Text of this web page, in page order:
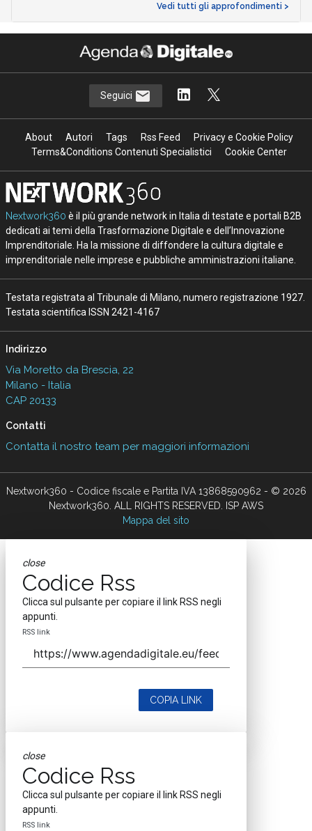
Vedi tutti gli approfondimenti >
Seguici
About Autori Tags Rss Feed
Privacy e Cookie Policy
Terms&Conditions Contenuti Specialistici
Cookie Center
Nextwork360 è il più grande network in Italia di testate e portali B2B
dedicati ai temi della Trasformazione Digitale e dell’Innovazione
Imprenditoriale. Ha la missione di diffondere la cultura digitale e
imprenditoriale nelle imprese e pubbliche amministrazioni italiane.
Testata registrata al Tribunale di Milano, numero registrazione 1927.
Testata scientifica ISSN 2421-4167
Indirizzo
Via Moretto da Brescia, 22
Milano - Italia
CAP 20133
Contatti
Contatta il nostro team per maggiori informazioni
Nextwork360 - Codice fiscale e Partita IVA 13868590962 - © 2026
Nextwork360. ALL RIGHTS RESERVED. ISP AWS
Mappa del sito
close
Codice Rss
Clicca sul pulsante per copiare il link RSS negli
appunti.
RSS link
COPIA LINK
close
Codice Rss
Clicca sul pulsante per copiare il link RSS negli
appunti.
RSS link